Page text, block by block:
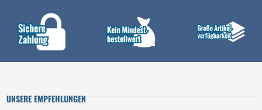
UNSERE EMPFEHLUNGEN